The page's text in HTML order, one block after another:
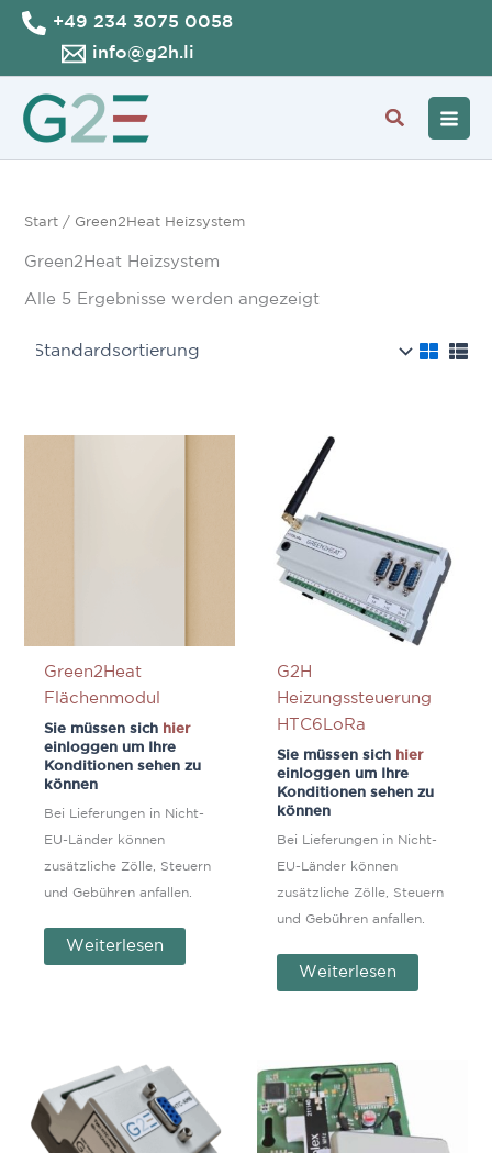
Zum
Inhalt
springen
+49 234 3075 0058
info@g2h.li
Suche
Start / Green2Heat Heizsystem
Green2Heat Heizsystem
Alle 5 Ergebnisse werden angezeigt
Green2Heat
Flächenmodul
Sie müssen sich hier
einloggen um Ihre
Konditionen sehen zu
können
Bei Lieferungen in Nicht-
EU-Länder können
zusätzliche Zölle, Steuern
und Gebühren anfallen.
Weiterlesen
G2H
Heizungssteuerung
HTC6LoRa
Sie müssen sich hier
einloggen um Ihre
Konditionen sehen zu
können
Bei Lieferungen in Nicht-
EU-Länder können
zusätzliche Zölle, Steuern
und Gebühren anfallen.
Weiterlesen